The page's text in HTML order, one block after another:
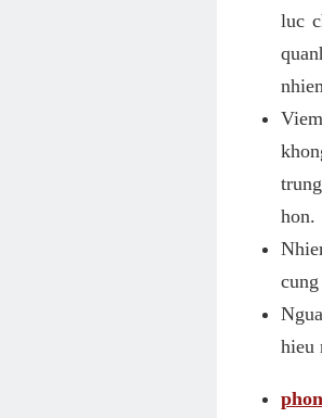
luc
hon.
hieu